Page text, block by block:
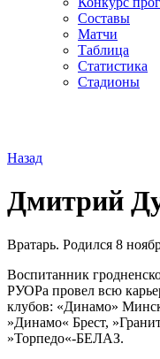
Составы
Матчи
Таблица
Статистика
Стадионы
Назад
Дмитрий
Вратарь. Родился 8
Воспитанник
РУОРа провел всю
клубов: «Динамо»
»Динамо« Брест,
»Торпедо«-БЕЛАЗ.